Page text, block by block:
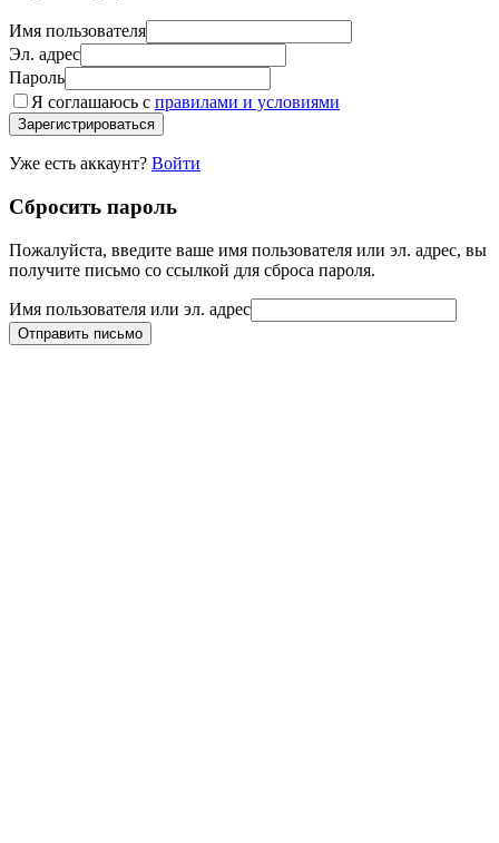
Имя пользователя
Эл. адрес
Пароль
Я соглашаюсь с правилами и условиями
Зарегистрироваться
Уже есть аккаунт? Войти
Сбросить пароль
Пожалуйста, введите ваше имя пользователя или эл. адрес, вы
получите письмо со ссылкой для сброса пароля.
Имя пользователя или эл. адрес
Отправить письмо